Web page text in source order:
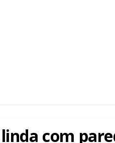
com